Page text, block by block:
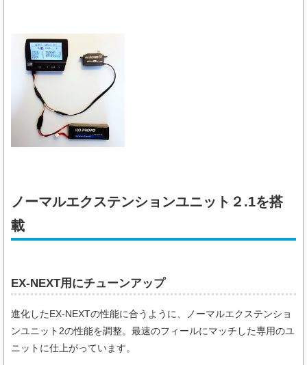
ノーマルエクステンションユニット２.1を搭
載
EX-NEXT用にチューンアップ
進化したEX-NEXTの性能に合うように、ノーマルエクステンショ
ンユニット2の性能を調整。最速のフィールにマッチした専用のユ
ニットに仕上がっています。